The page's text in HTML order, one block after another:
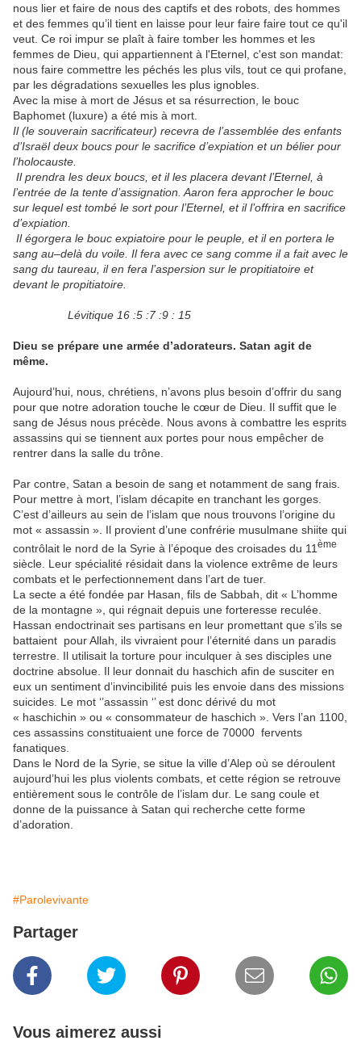
nous lier et faire de nous des captifs et des robots, des hommes
et des femmes qu’il tient en laisse pour leur faire faire tout ce qu'il
veut. Ce roi impur se plaît à faire tomber les hommes et les
femmes de Dieu, qui appartiennent à l'Eternel, c'est son mandat:
nous faire commettre les péchés les plus vils, tout ce qui profane,
par les dégradations sexuelles les plus ignobles.
Avec la mise à mort de Jésus et sa résurrection, le bouc
Baphomet (luxure) a été mis à mort.
Il (le souverain sacrificateur) recevra de l’assemblée des enfants
d’Israël deux boucs pour le sacrifice d’expiation et un bélier pour
l’holocauste.
Il prendra les deux boucs, et il les placera devant l’Eternel, à
l’entrée de la tente d’assignation. Aaron fera approcher le bouc
sur lequel est tombé le sort pour l’Eternel, et il l’offrira en sacrifice
d’expiation.
Il égorgera le bouc expiatoire pour le peuple, et il en portera le
sang au–delà du voile. Il fera avec ce sang comme il a fait avec le
sang du taureau, il en fera l’aspersion sur le propitiatoire et
devant le propitiatoire.
Lévitique 16 :5 :7 :9 : 15
Dieu se prépare une armée d’adorateurs. Satan agit de
même.
Aujourd’hui, nous, chrétiens, n’avons plus besoin d’offrir du sang
pour que notre adoration touche le cœur de Dieu. Il suffit que le
sang de Jésus nous précède. Nous avons à combattre les esprits
assassins qui se tiennent aux portes pour nous empêcher de
rentrer dans la salle du trône.
Par contre, Satan a besoin de sang et notamment de sang frais.
Pour mettre à mort, l’islam décapite en tranchant les gorges.
C’est d’ailleurs au sein de l’islam que nous trouvons l’origine du
mot « assassin ». Il provient d’une confrérie musulmane shiite qui
contrôlait le nord de la Syrie à l’époque des croisades du 11 ème
siècle. Leur spécialité résidait dans la violence extrême de leurs
combats et le perfectionnement dans l’art de tuer.
La secte a été fondée par Hasan, fils de Sabbah, dit « L’homme
de la montagne », qui régnait depuis une forteresse reculée.
Hassan endoctrinait ses partisans en leur promettant que s’ils se
battaient pour Allah, ils vivraient pour l’éternité dans un paradis
terrestre. Il utilisait la torture pour inculquer à ses disciples une
doctrine absolue. Il leur donnait du haschich afin de susciter en
eux un sentiment d’invincibilité puis les envoie dans des missions
suicides. Le mot ‘’assassin ‘’ est donc dérivé du mot
« haschichin » ou « consommateur de haschich ». Vers l’an 1100,
ces assassins constituaient une force de 70000 fervents
fanatiques.
Dans le Nord de la Syrie, se situe la ville d’Alep où se déroulent
aujourd’hui les plus violents combats, et cette région se retrouve
entièrement sous le contrôle de l’islam dur. Le sang coule et
donne de la puissance à Satan qui recherche cette forme
d’adoration.
#Parolevivante
Partager
Vous aimerez aussi